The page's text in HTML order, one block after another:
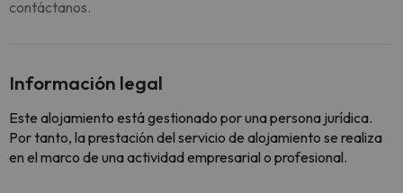
contáctanos.
Información legal
Este alojamiento está gestionado por una persona jurídica.
Por tanto, la prestación del servicio de alojamiento se realiza
en el marco de una actividad empresarial o profesional.